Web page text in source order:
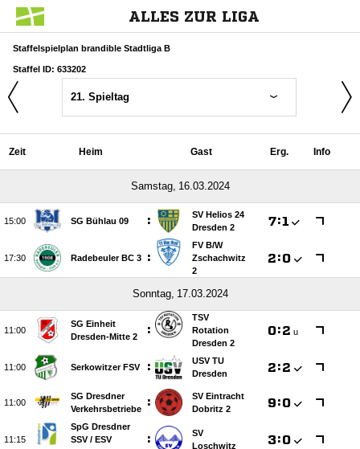
ALLES ZUR LIGA
Staffelspielplan brandible Stadtliga B
Staffel ID: 633202
21. Spieltag
Zeit Heim Gast Erg. Info
 
 SG Bühlau 09 :
SV Helios 24
Dresden 2
:
 Radebeuler BC 3 :
FV B/​W
Zschachwitz
2
:
 

SG Einheit
Dresden-Mitte 2
:
TSV
Rotation
Dresden 2
: u
 Serkowitzer FSV :
USV TU
Dresden
:

SG Dresdner
Verkehrsbetriebe
:
SV Eintracht
Dobritz 2
:

SpG Dresdner
SSV /​ ESV
:
SV
Loschwitz
: